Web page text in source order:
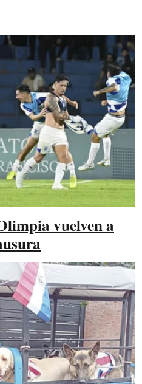
vuelven a